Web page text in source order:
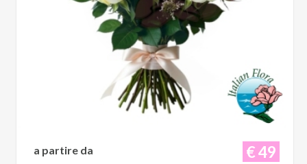
€ 49
a partire da